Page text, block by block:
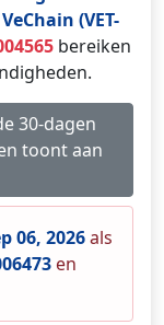
VeChain (VET-
bereiken
30-dagen
toont aan
06, 2026als
en